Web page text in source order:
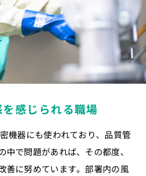
感じられる職場
機器にも使われており、品質管
で問題があれば、その都度、
善に努めています。部署内の風